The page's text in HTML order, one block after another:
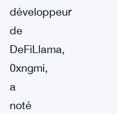
développeur
de
DeFiLlama,
0xngmi,
a
noté